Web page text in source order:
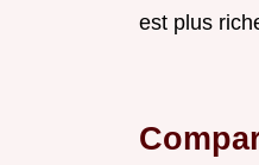
est plus